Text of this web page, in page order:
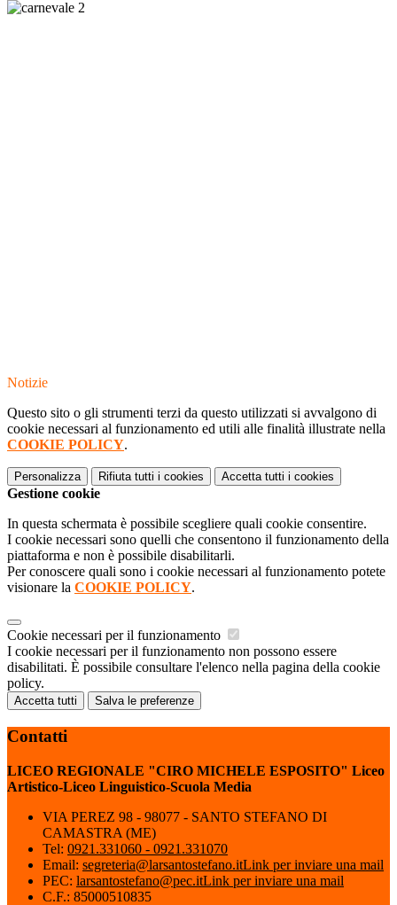
Notizie
Questo sito o gli strumenti terzi da questo utilizzati si avvalgono di
cookie necessari al funzionamento ed utili alle finalità illustrate nella
COOKIE POLICY.
Personalizza Rifiuta tutti i cookies Accetta tutti i cookies
Gestione cookie
In questa schermata è possibile scegliere quali cookie consentire.
I cookie necessari sono quelli che consentono il funzionamento della
piattaforma e non è possibile disabilitarli.
Per conoscere quali sono i cookie necessari al funzionamento potete
visionare la COOKIE POLICY.
Cookie necessari per il funzionamento
I cookie necessari per il funzionamento non possono essere
disabilitati. È possibile consultare l'elenco nella pagina della cookie
policy.
Accetta tutti Salva le preferenze
Contatti
LICEO REGIONALE "CIRO MICHELE ESPOSITO" Liceo
Artistico-Liceo Linguistico-Scuola Media
VIA PEREZ 98 - 98077 - SANTO STEFANO DI
CAMASTRA (ME)
Tel: 0921.331060 - 0921.331070
Email: segreteria@larsantostefano.itLink per inviare una mail
PEC: larsantostefano@pec.itLink per inviare una mail
C.F.: 85000510835